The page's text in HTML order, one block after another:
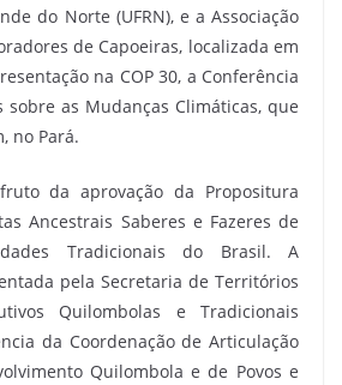
do Norte (UFRN), e a Associação
de Capoeiras, localizada em
na COP 30, a Conferência
sobre as Mudanças Climáticas, que
no Pará.
da aprovação da Propositura
Ancestrais Saberes e Fazeres de
Tradicionais do Brasil. A
pela Secretaria de Territórios
Quilombolas e Tradicionais
da Coordenação de Articulação
Quilombola e de Povos e